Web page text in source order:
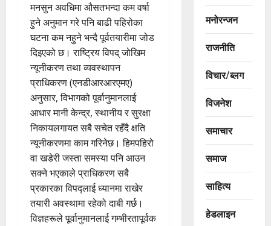
मनसुन अवधिमा औसतभन्दा कम वर्षा
हुने अनुमान गरे पनि बाढी पहिरोका
घटना कम नहुने भन्दै पूर्वतयारीमा जोड
दिइएको छ। राष्ट्रिय विपद् जोखिम
न्यूनीकरण तथा व्यवस्थापन
प्राधिकरण (एनडीआरआरएमए)
अनुसार, विभागको पूर्वानुमानलाई
आधार मानी केन्द्र, स्थानीय र सुरक्षा
निकायलगायत सबै सचेत रहँदै क्षति
न्यूनीकरणमा काम गरिनेछ। हिमपहिरो
वा खडेरी जस्ता समस्या पनि आउन
सक्ने भएकाले प्राधिकरण सबै
प्रकारका विपद्लाई ध्यानमा राखेर
तयारी अवस्थामा रहेको दाबी गर्छ।
विज्ञहरूले पूर्वानुमानलाई गम्भीरतापूर्वक
मनोरन्जन
राजनीति
विचार/ब्लग
विजनेश
समाचार
समाज
साहित्य
हेडलाइन